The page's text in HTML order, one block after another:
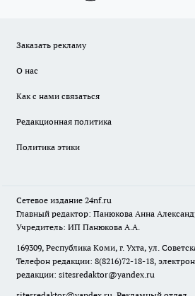
Заказать рекламу
О нас
Как с нами связаться
Редакционная политика
Политика этики
Сетевое издание 24nf.ru
Главный редактор: Панюкова Анна
Учредитель: ИП Панюкова А.А.
169309, Республика Коми, г. Ухта, ул.
Телефон редакции: 8(8216)72-18-18,
редакции: sitesredaktor@yandex.ru